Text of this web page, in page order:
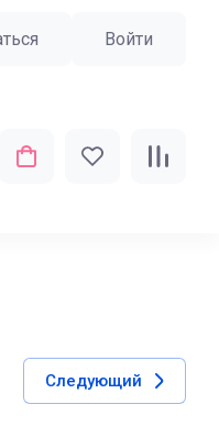
ПОЛЬЗОВАТЕЛИ
Войти
Следующий